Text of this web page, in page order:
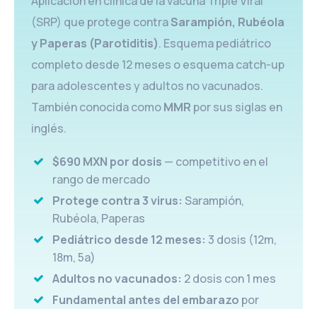
Paquetes de Pruebas rápidas
VPH & PCR
Esquema de Vacunación
Centro de Vacunación
(SRP) que protege contraSarampión, Rubéola
y Paperas (Parotiditis). Esquema pediátrico
completo desde 12 meses o esquema catch-up
para adolescentes y adultos no vacunados.
También conocida comoMMR por sus siglas en
inglés.
$690 MXN por dosis — competitivo en el
rango de mercado
Protege contra 3 virus: Sarampión,
Rubéola, Paperas
Pediátrico desde 12 meses: 3 dosis (12m,
18m, 5a)
Adultos no vacunados: 2 dosis con 1 mes
Fundamental antes del embarazo por